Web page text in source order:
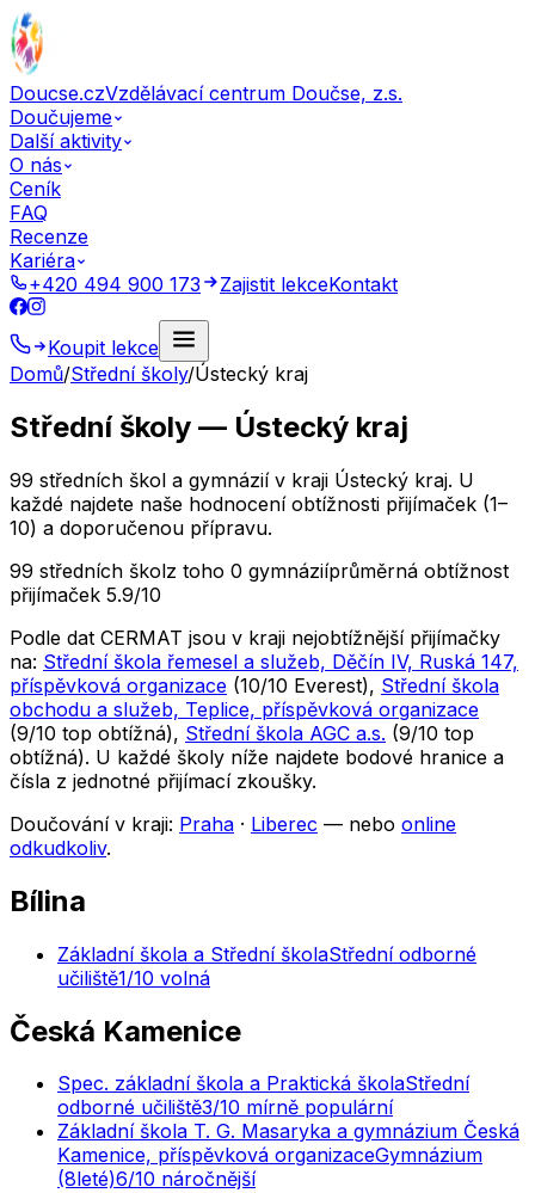
Doucse.czVzdělávací centrum Doučse, z.s.
Doučujeme
Další aktivity
O nás
Ceník
FAQ
Recenze
Kariéra
+420 494 900 173
Zajistit lekceKontakt
Koupit lekce
Domů/Střední školy/Ústecký kraj
Střední školy — Ústecký kraj
99 středních škol a gymnázií v kraji Ústecký kraj. U
každé najdete naše hodnocení obtížnosti přijímaček (1–
10) a doporučenou přípravu.
99 středních školz toho 0 gymnáziíprůměrná obtížnost
přijímaček 5.9/10
Podle dat CERMAT jsou v kraji nejobtížnější přijímačky
na: Střední škola řemesel a služeb, Děčín IV, Ruská 147,
příspěvková organizace (10/10 Everest), Střední škola
obchodu a služeb, Teplice, příspěvková organizace
(9/10 top obtížná), Střední škola AGC a.s. (9/10 top
obtížná). U každé školy níže najdete bodové hranice a
čísla z jednotné přijímací zkoušky.
Doučování v kraji: Praha · Liberec — nebo online
odkudkoliv.
Bílina
Základní škola a Střední školaStřední odborné
učiliště1/10 volná
Česká Kamenice
Spec. základní škola a Praktická školaStřední
odborné učiliště3/10 mírně populární
Základní škola T. G. Masaryka a gymnázium Česká
Kamenice, příspěvková organizaceGymnázium
(8leté)6/10 náročnější